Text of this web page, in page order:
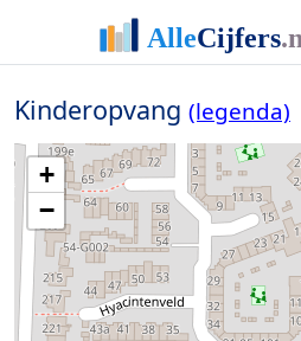
Kinderopvang (legenda)
+
−